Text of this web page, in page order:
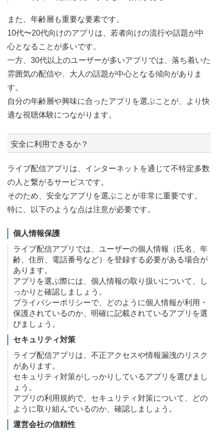
また、年齢層も重要な要素です。
10代〜20代向けのアプリは、若者向けの流行や話題が中
心となることが多いです。
一方、30代以上のユーザーが多いアプリでは、落ち着いた
雰囲気の配信や、大人の話題が中心となる傾向がありま
す。
自分の年齢層や興味に合ったアプリを選ぶことが、より快
適な視聴体験につながります。
安全に利用できるか？
ライブ配信アプリは、インターネットを通じて不特定多数
の人と繋がるサービスです。
そのため、安全なアプリを選ぶことが非常に重要です。
特に、以下のような点は注意が必要です。
個人情報保護
ライブ配信アプリでは、ユーザーの個人情報（氏名、年
齢、住所、電話番号など）を登録する必要がある場合が
あります。
アプリを選ぶ際には、個人情報の取り扱いについて、し
っかりと確認しましょう。
プライバシーポリシーで、どのように個人情報が利用・
保護されているのか、明確に記載されているアプリを選
びましょう。
セキュリティ対策
ライブ配信アプリは、不正アクセスや情報漏洩のリスク
があります。
セキュリティ対策がしっかりしているアプリを選びまし
ょう。
アプリの利用規約で、セキュリティ対策について、どの
ように取り組んでいるのか、確認しましょう。
運営会社の信頼性